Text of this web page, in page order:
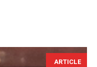
ARTICLE